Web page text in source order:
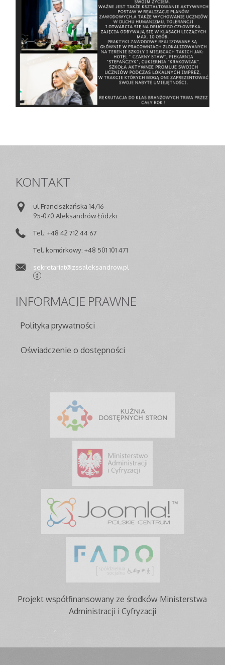
KONTAKT
ul.Franciszkańska 14/16
95-070 Aleksandrów Łódzki
Tel.: +48 42 712 44 67
Tel. komórkowy: +48 501 101 471
sekretariat@zssaleksandrow.pl
INFORMACJE PRAWNE
Polityka prywatności
Oświadczenie o dostępności
Projekt współfinansowany ze środków Ministerstwa
Administracji i Cyfryzacji